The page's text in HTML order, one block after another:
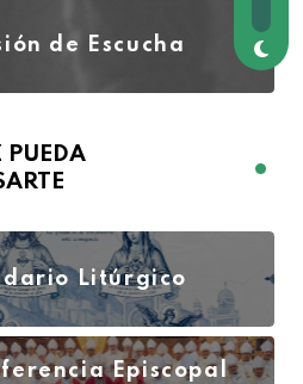
de Escucha
PUEDA
Litúrgico
Episcopal